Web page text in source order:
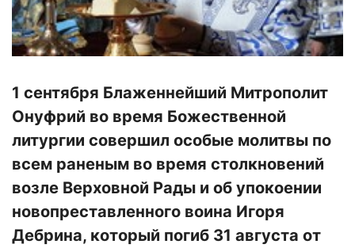
1 сентября Блаженнейший Митрополит
Онуфрий во время Божественной
литургии совершил особые молитвы по
всем раненым во время столкновений
возле Верховной Рады и об упокоении
новопреставленного воина Игоря
Дебрина, который погиб 31 августа от